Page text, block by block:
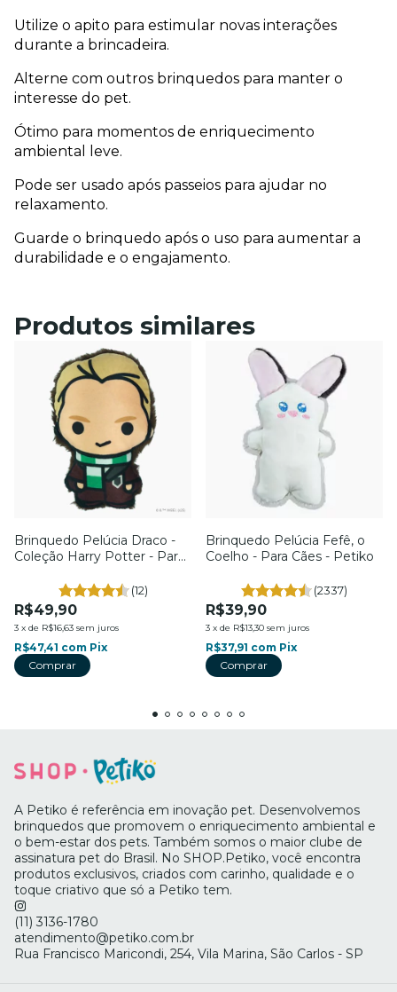
Utilize o apito para estimular novas interações
durante a brincadeira.
Alterne com outros brinquedos para manter o
interesse do pet.
Ótimo para momentos de enriquecimento
ambiental leve.
Pode ser usado após passeios para ajudar no
relaxamento.
Guarde o brinquedo após o uso para aumentar a
durabilidade e o engajamento.
Produtos similares
Brinquedo Pelúcia Draco -
Coleção Harry Potter - Para
(12)
R$49,90
3 x de R$16,63 sem juros
R$47,41 com Pix
Brinquedo Pelúcia Fefê, o
Coelho - Para Cães - Petiko
(2337)
R$39,90
3 x de R$13,30 sem juros
R$37,91 com Pix
Comprar
A Petiko é referência em inovação pet. Desenvolvemos
brinquedos que promovem o enriquecimento ambiental e
o bem-estar dos pets. Também somos o maior clube de
assinatura pet do Brasil. No SHOP.Petiko, você encontra
produtos exclusivos, criados com carinho, qualidade e o
toque criativo que só a Petiko tem.
(11) 3136-1780
atendimento@petiko.com.br
Rua Francisco Maricondi, 254, Vila Marina, São Carlos - SP